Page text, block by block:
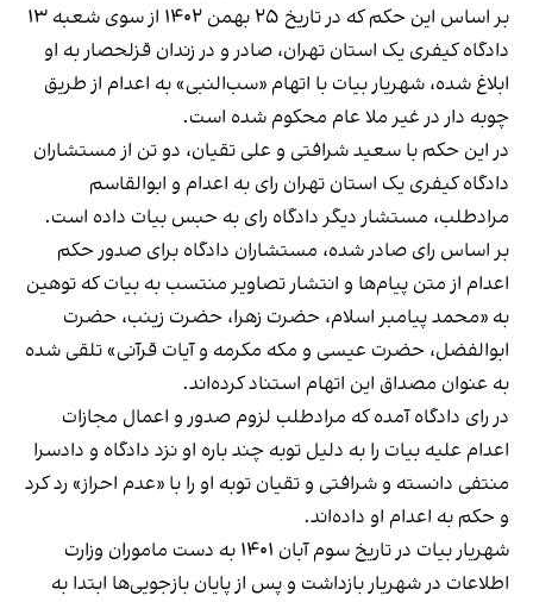
بر اساس این حکم که در تاریخ ۲۵ بهمن ۱۴۰۲ از سوی شعبه ۱۳
دادگاه کیفری یک استان تهران، صادر و در زندان قزلحصار به او
ابلاغ شده، شهریار بیات با اتهام «سب‌النبی» به اعدام از طریق
چوبه دار در غیر ملا عام محکوم شده است.
در این حکم با سعید شرافتی و علی تقیان، دو تن از مستشاران
دادگاه کیفری یک استان تهران رای به اعدام و ابوالقاسم
مرادطلب، مستشار دیگر دادگاه رای به حبس بیات داده‌ است.
بر اساس رای صادر شده، مستشاران دادگاه برای صدور حکم
اعدام از متن پیام‌ها و انتشار تصاویر منتسب به بیات که توهین
به «محمد پیامبر اسلام، حضرت زهرا، حضرت زینب، حضرت
ابوالفضل، حضرت عیسی و مکه مکرمه و آیات قرآنی» تلقی شده
به عنوان مصداق این اتهام استناد کرده‌اند.
در رای دادگاه آمده که مرادطلب لزوم صدور و اعمال مجازات
اعدام علیه بیات را به دلیل توبه چند باره او نزد دادگاه و دادسرا
منتفی دانسته و شرافتی و تقیان توبه او را با «عدم احراز» رد کرد
و حکم به اعدام او داده‌اند.
شهریار بیات در تاریخ سوم آبان ۱۴۰۱ به دست ماموران وزارت
اطلاعات در شهریار بازداشت و پس از پایان بازجویی‌ها ابتدا به